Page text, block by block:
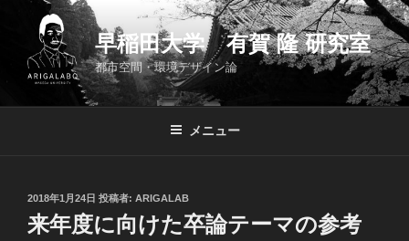
早稲田大学 有賀 隆 研究室
都市空間・環境デザイン論
メニュー
投
稿
日:
2018年1月24日 投稿者: ARIGALAB
来年度に向けた卒論テーマの参考